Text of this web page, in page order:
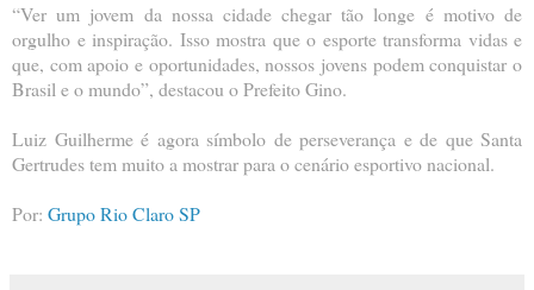
“Ver um jovem da nossa cidade chegar tão longe é motivo de
orgulho e inspiração. Isso mostra que o esporte transforma vidas e
que, com apoio e oportunidades, nossos jovens podem conquistar o
Brasil e o mundo”, destacou o Prefeito Gino.
Luiz Guilherme é agora símbolo de perseverança e de que Santa
Gertrudes tem muito a mostrar para o cenário esportivo nacional.
Por: Grupo Rio Claro SP